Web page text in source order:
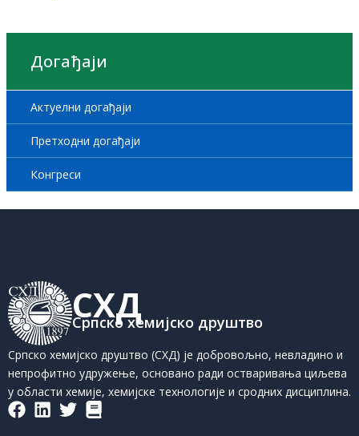
Догађаји
Актуелни догађаји
Претходни догађаји
Конгреси
СХД
Српско хемијско друштво
Српско хемијско друштво (СХД) је добровољно, невладино и
непрофитно удружење, основано ради остваривања циљева
у области хемије, хемијске технологије и сродних дисциплина.